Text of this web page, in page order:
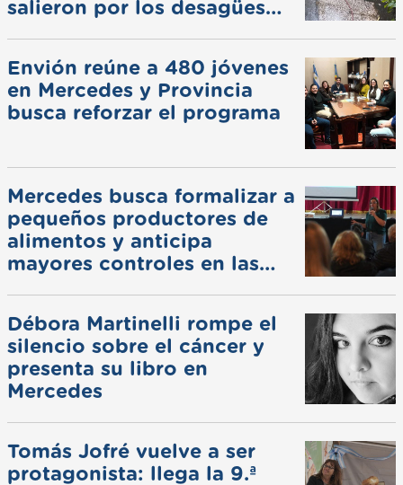
salieron por los desagües
Envión reúne a 480 jóvenes
en Mercedes y Provincia
busca reforzar el programa
Mercedes busca formalizar a
pequeños productores de
alimentos y anticipa
mayores controles en las
Débora Martinelli rompe el
silencio sobre el cáncer y
presenta su libro en
Mercedes
Tomás Jofré vuelve a ser
protagonista: llega la 9.ª